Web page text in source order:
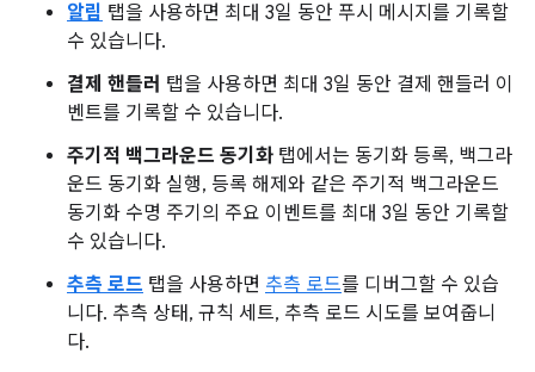
알림 탭을 사용하면 최대 3일 동안 푸시 메시지를 기록할
수 있습니다.
결제 핸들러 탭을 사용하면 최대 3일 동안 결제 핸들러 이
벤트를 기록할 수 있습니다.
주기적 백그라운드 동기화 탭에서는 동기화 등록, 백그라
운드 동기화 실행, 등록 해제와 같은 주기적 백그라운드
동기화 수명 주기의 주요 이벤트를 최대 3일 동안 기록할
수 있습니다.
추측 로드 탭을 사용하면 추측 로드를 디버그할 수 있습
니다. 추측 상태, 규칙 세트, 추측 로드 시도를 보여줍니
다.